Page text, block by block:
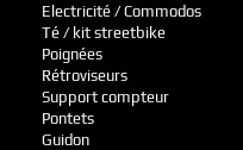
Electricité / Commodos
Té / kit streetbike
Poignées
Rétroviseurs
Support compteur
Pontets
Guidon